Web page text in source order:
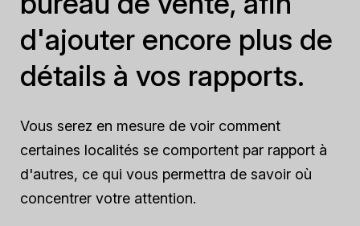
d'ajouter encore plus de
détails à vos rapports.
Vous serez en mesure de voir comment
certaines localités se comportent par rapport à
d'autres, ce qui vous permettra de savoir où
concentrer votre attention.